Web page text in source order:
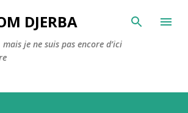
au contenu principal
DJERBA
mais je ne suis pas encore d’ici